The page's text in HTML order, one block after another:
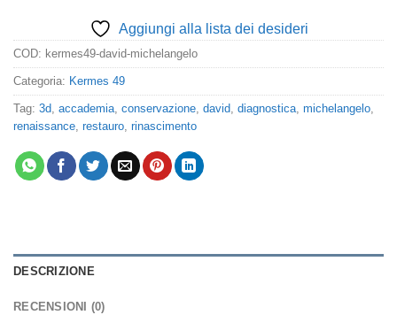
Aggiungi alla lista dei desideri
COD: kermes49-david-michelangelo
Categoria: Kermes 49
Tag: 3d, accademia, conservazione, david, diagnostica, michelangelo,
renaissance, restauro, rinascimento
DESCRIZIONE
RECENSIONI (0)